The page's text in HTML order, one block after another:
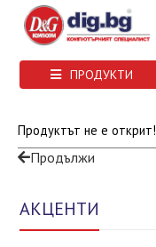
ПРОДУКТИ
Продуктът не е открит!
Продължи
АКЦЕНТИ